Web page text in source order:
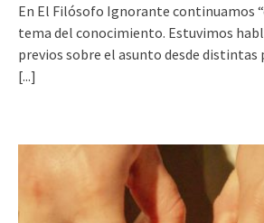
En El Filósofo Ignorante continuamos
tema del conocimiento. Estuvimos
previos sobre el asunto desde distintas
[...]